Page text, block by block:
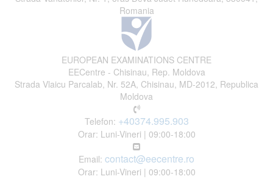
Romania
EUROPEAN EXAMINATIONS CENTRE
EECentre - Chisinau, Rep. Moldova
Strada Vlaicu Parcalab, Nr. 52A, Chisinau, MD-2012, Republica
Moldova
Telefon: +40374.995.903
Orar: Luni-Vineri | 09:00-18:00
Email: contact@eecentre.ro
Orar: Luni-Vineri | 09:00-18:00